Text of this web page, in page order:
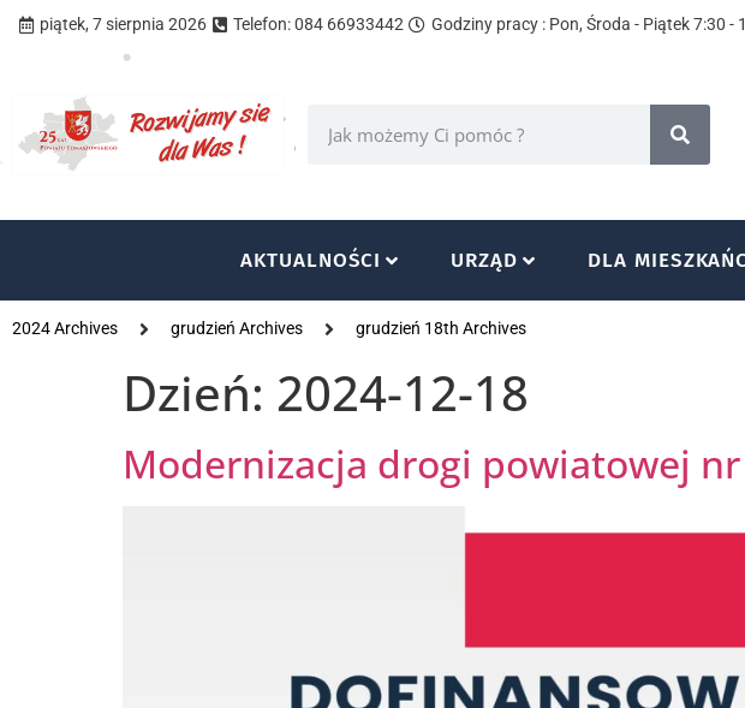
piątek, 7 sierpnia 2026 Telefon: 084 66933442 Godziny pracy : Pon, Środa - Piątek 7:30 -
AKTUALNOŚCI URZĄD DLA
2024 Archives grudzień Archives grudzień 18th Archives
Dzień: 2024-12-18
Modernizacja drogi powiatowej